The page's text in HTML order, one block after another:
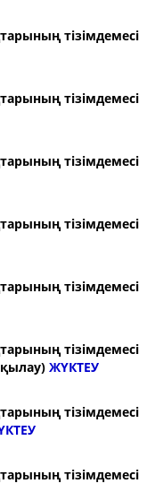
тізімдемесі
тізімдемесі
тізімдемесі
тізімдемесі
тізімдемесі
тізімдемесі
) ЖҮКТЕУ
тізімдемесі
тізімдемесі